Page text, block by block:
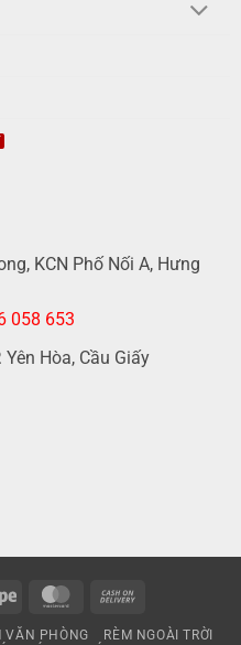
KCN Phố Nối A, Hưng
058 653
Hòa, Cầu Giấy
Stripe MasterCard
VĂN PHÒNG
RÈM NGOÀI TRỜI